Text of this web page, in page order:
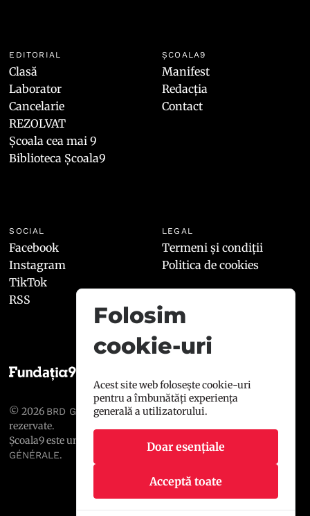
EDITORIAL
Clasă
Laborator
Cancelarie
REZOLVAT
Școala cea mai 9
Biblioteca Școala9
ȘCOALA9
Manifest
Redacția
Contact
SOCIAL
Facebook
Instagram
TikTok
RSS
LEGAL
Termeni și condiții
Politica de cookies
© 2026 BRD GROUPE SOCIÉTÉ GÉNÉRALE
rezervate.
Școala9 este un proiect susținut de
BRD GROUPE SOCIÉTÉ
GÉNÉRALE.
Folosim
cookie-uri
Acest site web folosește cookie-uri
pentru a îmbunătăți experiența
generală a utilizatorului.
Doar esențiale
Acceptă toate